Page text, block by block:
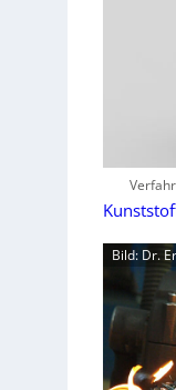
Bild: Dr.